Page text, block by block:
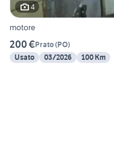
4
motore
200 €Prato(PO)
Usato
03/2026 100 Km